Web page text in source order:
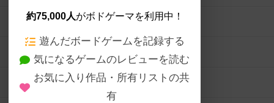
約75,000人がボドゲーマを利用中！
遊んだボードゲームを記録する
気になるゲームのレビューを読む
お気に入り作品・所有リストの共
有
ボードゲームの新着レビュー
ボードゲーム会情報
メカニクス特集